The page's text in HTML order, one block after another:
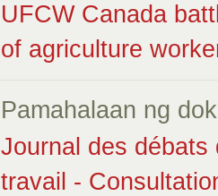
UFCW Canada
of agriculture
Pamahalaan ng
Journal des débats
travail -